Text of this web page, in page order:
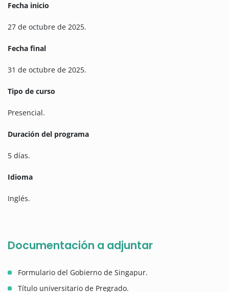
Fecha inicio
27 de octubre de 2025.
Fecha final
31 de octubre de 2025.
Tipo de curso
Presencial.
Duración del programa
5 días.
Idioma
Inglés.
Documentación a adjuntar
Formulario del Gobierno de Singapur.
Título universitario de Pregrado.